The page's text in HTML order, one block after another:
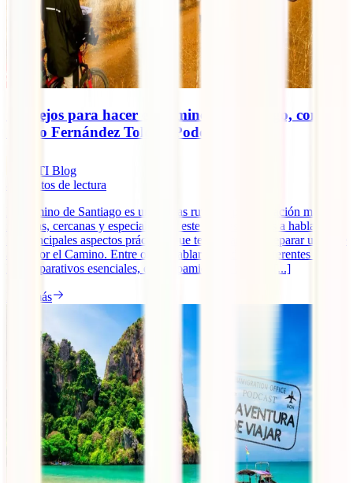
Consejos para hacer el Camino de Santiago, con
Sergio Fernández Tolosa. Podcast #4.
IATI Blog
minutos de lectura
El Camino de Santiago es una de las rutas de peregrinación más
famosas, cercanas y especiales. En este podcast vamos a hablar de
los principales aspectos prácticos que te ayudarán a preparar un viaje
a pie por el Camino. Entre otros, hablaremos de las diferentes rutas,
los preparativos esenciales, el equipamiento y el día a [...]
Leer más